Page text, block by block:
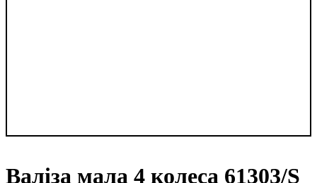
Валіза мала 4 колеса 61303/S